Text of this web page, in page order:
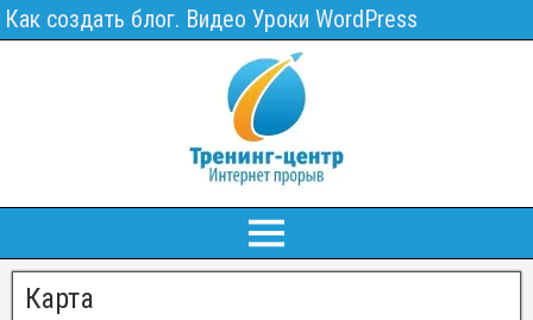
Как создать блог. Видео Уроки WordPress
Карта